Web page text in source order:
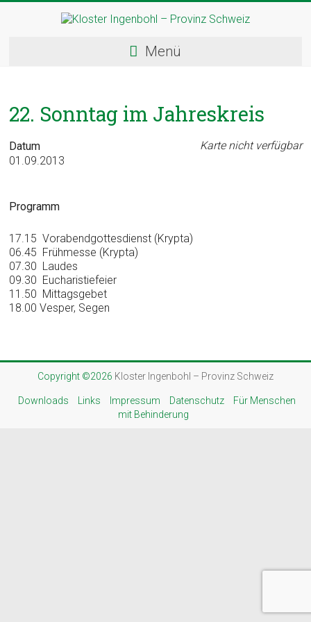
Provinz
Schweiz
bei
Ingenbohler
Schwestern
Menü
22. Sonntag im Jahreskreis
Karte nicht verfügbar
Datum
01.09.2013
Programm
17.15 Vorabendgottesdienst (Krypta)
06.45 Frühmesse (Krypta)
07.30 Laudes
09.30 Eucharistiefeier
11.50 Mittagsgebet
18.00 Vesper, Segen
Copyright ©2026 Kloster Ingenbohl – Provinz Schweiz
Downloads Links Impressum Datenschutz
Für Menschen
mit Behinderung